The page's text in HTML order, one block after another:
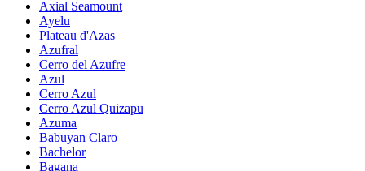
Axial Seamount
Ayelu
Plateau d'Azas
Azufral
Cerro del Azufre
Azul
Cerro Azul
Cerro Azul Quizapu
Azuma
Babuyan Claro
Bachelor
Bagana